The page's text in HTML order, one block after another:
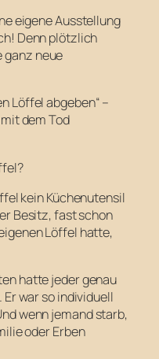
eigene Ausstellung
Denn plötzlich
ganz neue
Löffel abgeben“ –
dem Tod
kein Küchenutensil
Besitz, fast schon
Löffel hatte,
hatte jeder genau
war so individuell
wenn jemand starb,
oder Erben